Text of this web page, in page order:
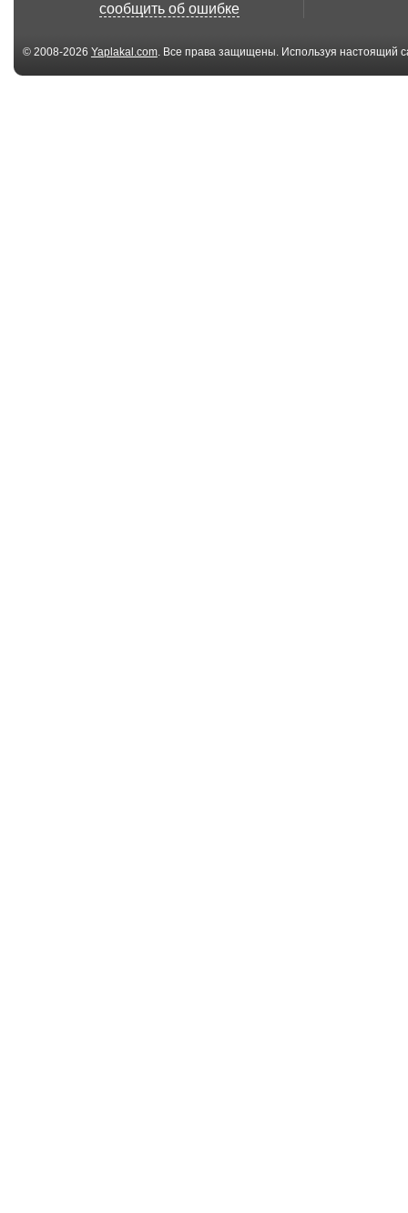
сообщить об ошибке
© 2008-2026 Yaplakal.com. Все права защищены. Используя настоящий